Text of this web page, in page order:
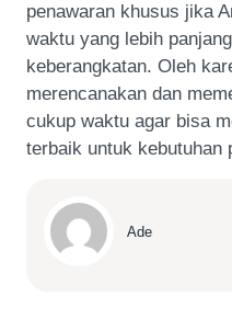
penawaran khusus jika
waktu yang lebih
keberangkatan. Oleh
merencanakan dan
cukup waktu agar bisa
terbaik untuk kebutuhan
Ade